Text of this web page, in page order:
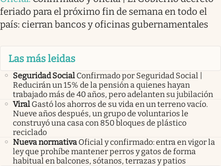
feriado para el próximo fin de semana en todo el
país: cierran bancos y oficinas gubernamentales
Las más leidas
Seguridad Social Confirmado por Seguridad Social |
Reducirán un 15% de la pensión a quienes hayan
trabajado más de 40 años, pero adelanten su jubilación
Viral Gastó los ahorros de su vida en un terreno vacío.
Nueve años después, un grupo de voluntarios le
construyó una casa con 850 bloques de plástico
reciclado
Nueva normativa Oficial y confirmado: entra en vigor la
ley que prohíbe mantener perros y gatos de forma
habitual en balcones, sótanos, terrazas y patios